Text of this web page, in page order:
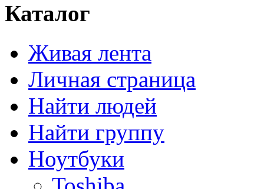
Каталог
Живая лента
Личная страница
Найти людей
Найти группу
Ноутбуки